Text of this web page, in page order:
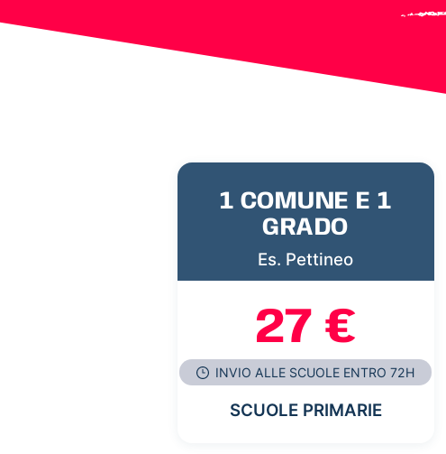
1 COMUNE E 1
GRADO
Es. Pettineo
27 €
INVIO ALLE SCUOLE ENTRO 72H
SCUOLE PRIMARIE